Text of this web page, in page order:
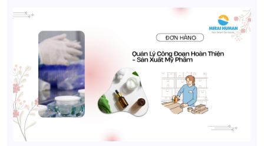
thu nhập ổn định, việc làm thêm nhiều và điều kiện tuyển dụng không
quá khắt khe. Nếu bạn đang tìm hiểu về công việc này để đi xuất khẩu
lao động Nhật Bản, bài viết dưới đây sẽ cung cấp cho bạn cái nhìn
thực tế và chi tiết nhất.